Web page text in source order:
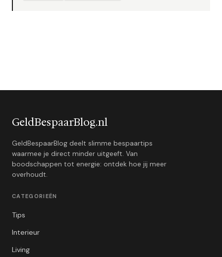
GeldBespaarBlog.nl
GeldBespaarBlog deelt slimme bespaartips
waarmee je direct minder uitgeeft. Van
boodschappen tot energie: ontdek hoe jij meer
overhoudt.
CATEGORIEËN
Tips
Interieur
Living